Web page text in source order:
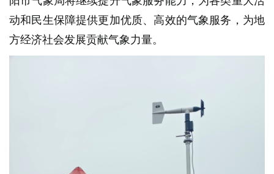
动和民生保障提供更加优质、高效的气象服务，为地
方经济社会发展贡献气象力量。